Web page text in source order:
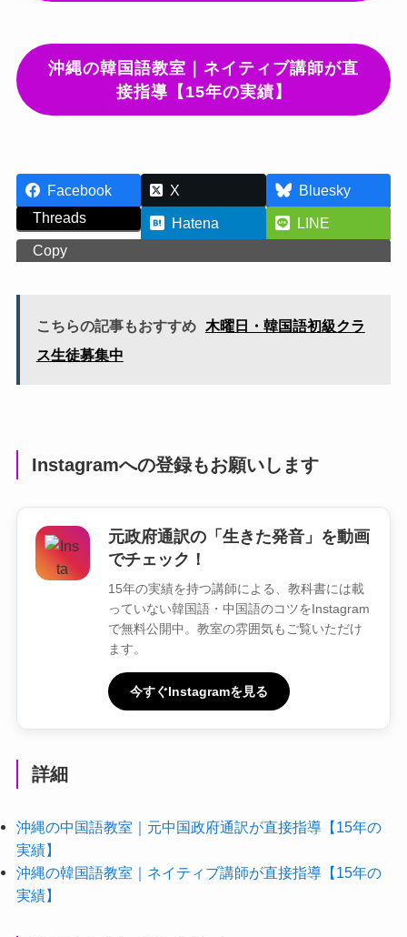
沖縄の韓国語教室｜ネイティブ講師が直
接指導【15年の実績】
Facebook X
Bluesky
Threads
Hatena
LINE
Copy
こちらの記事もおすすめ 木曜日・韓国語初級クラ
ス生徒募集中
Instagramへの登録もお願いします
元政府通訳の「生きた発音」を動画
でチェック！
15年の実績を持つ講師による、教科書には載
っていない韓国語・中国語のコツをInstagram
で無料公開中。教室の雰囲気もご覧いただけ
ます。
今すぐInstagramを見る
詳細
沖縄の中国語教室｜元中国政府通訳が直接指導【15年の
実績】
沖縄の韓国語教室｜ネイティブ講師が直接指導【15年の
実績】